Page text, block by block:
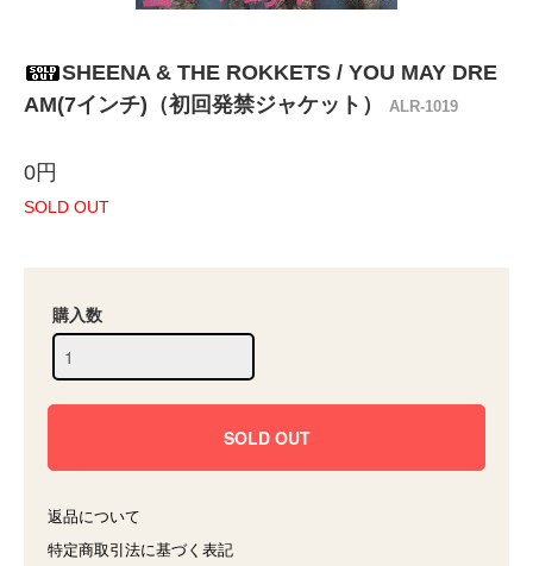
SHEENA & THE ROKKETS / YOU MAY DRE
AM(7インチ)（初回発禁ジャケット）
ALR-1019
0円
SOLD OUT
購入数
返品について
特定商取引法に基づく表記